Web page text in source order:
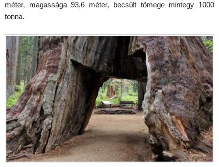
méter, magassága 93,6 méter, becsült tömege mintegy 1000
tonna.